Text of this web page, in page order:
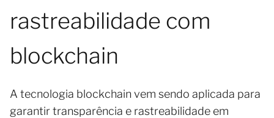
rastreabilidade com
blockchain
A tecnologia blockchain vem sendo aplicada para
garantir transparência e rastreabilidade em